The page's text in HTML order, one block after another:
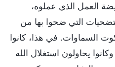
العمل الذي عملوه،
التي ضحوا بها من
السماوات. في هذا، كانوا
يحاولون استغلال الله